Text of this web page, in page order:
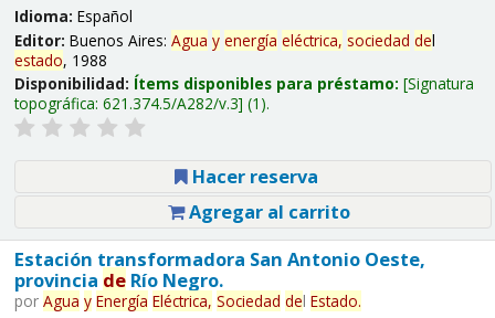
Idioma: Español
Editor: Buenos Aires: Agua y energía eléctrica, sociedad del
estado, 1988
Disponibilidad: Ítems disponibles para préstamo: Signatura
topográfica: 621.374.5/A282/v.3 (1).
Hacer reserva
Agregar al carrito
Estación transformadora San Antonio Oeste,
provincia deRío Negro.
por Agua y Energía Eléctrica, Sociedad del Estado.